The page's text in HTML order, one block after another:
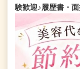
験歓迎♪履歴書・